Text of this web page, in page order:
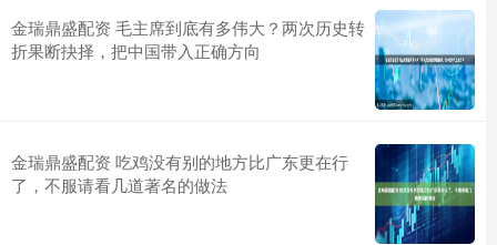
金瑞鼎盛配资 毛主席到底有多伟大？两次历史转
折果断抉择，把中国带入正确方向
金瑞鼎盛配资 吃鸡没有别的地方比广东更在行
了，不服请看几道著名的做法